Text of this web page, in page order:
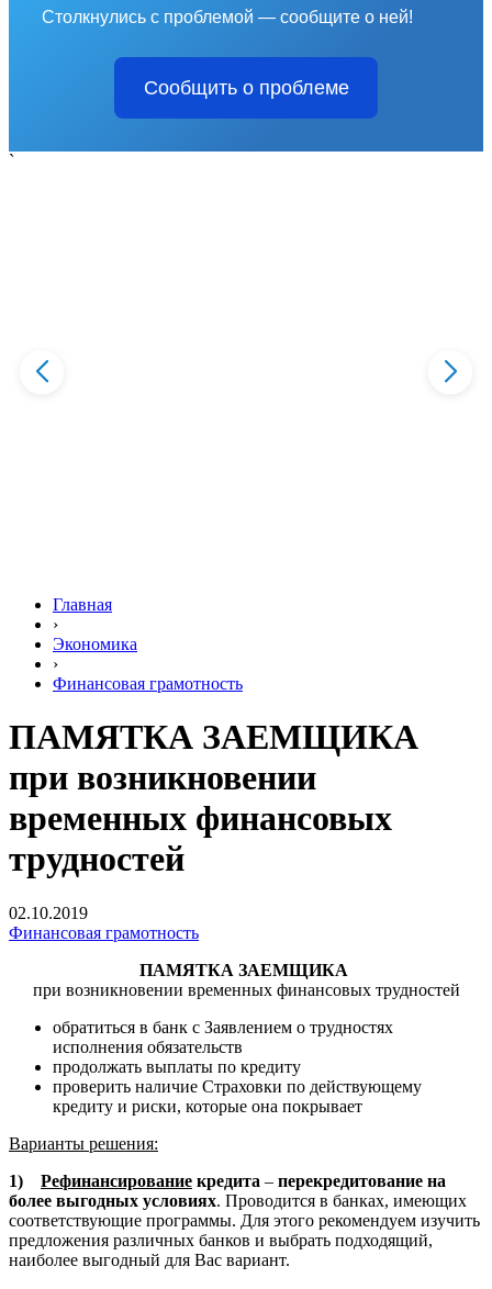
Столкнулись с проблемой — сообщите о ней!
Сообщить о проблеме
`
Главная
›
Экономика
›
Финансовая грамотность
ПАМЯТКА ЗАЕМЩИКА
при возникновении
временных финансовых
трудностей
02.10.2019
Финансовая грамотность
ПАМЯТКА ЗАЕМЩИКА
при возникновении временных финансовых трудностей
обратиться в банк с Заявлением о трудностях
исполнения обязательств
продолжать выплаты по кредиту
проверить наличие Страховки по действующему
кредиту и риски, которые она покрывает
Варианты решения:
1) Рефинансирование кредита – перекредитование на
более выгодных условиях. Проводится в банках, имеющих
соответствующие программы. Для этого рекомендуем изучить
предложения различных банков и выбрать подходящий,
наиболее выгодный для Вас вариант.